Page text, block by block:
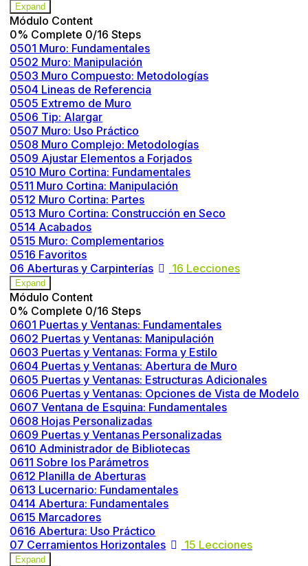
Expand
Módulo Content
0% Complete 0/16 Steps
0501 Muro: Fundamentales
0502 Muro: Manipulación
0503 Muro Compuesto: Metodologías
0504 Lineas de Referencia
0505 Extremo de Muro
0506 Tip: Alargar
0507 Muro: Uso Práctico
0508 Muro Complejo: Metodologías
0509 Ajustar Elementos a Forjados
0510 Muro Cortina: Fundamentales
0511 Muro Cortina: Manipulación
0512 Muro Cortina: Partes
0513 Muro Cortina: Construcción en Seco
0514 Acabados
0515 Muro: Complementarios
0516 Favoritos
06 Aberturas y Carpinterías
16 Lecciones
Expand
Módulo Content
0% Complete 0/16 Steps
0601 Puertas y Ventanas: Fundamentales
0602 Puertas y Ventanas: Manipulación
0603 Puertas y Ventanas: Forma y Estilo
0604 Puertas y Ventanas: Abertura de Muro
0605 Puertas y Ventanas: Estructuras Adicionales
0606 Puertas y Ventanas: Opciones de Vista de Modelo
0607 Ventana de Esquina: Fundamentales
0608 Hojas Personalizadas
0609 Puertas y Ventanas Personalizadas
0610 Administrador de Bibliotecas
0611 Sobre los Parámetros
0612 Planilla de Aberturas
0613 Lucernario: Fundamentales
0414 Abertura: Fundamentales
0615 Marcadores
0616 Abertura: Uso Práctico
07 Cerramientos Horizontales
15 Lecciones
Expand